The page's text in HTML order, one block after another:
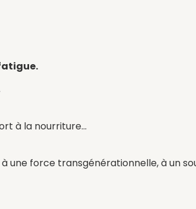
à la nourriture…
force transgénérationnelle, à un